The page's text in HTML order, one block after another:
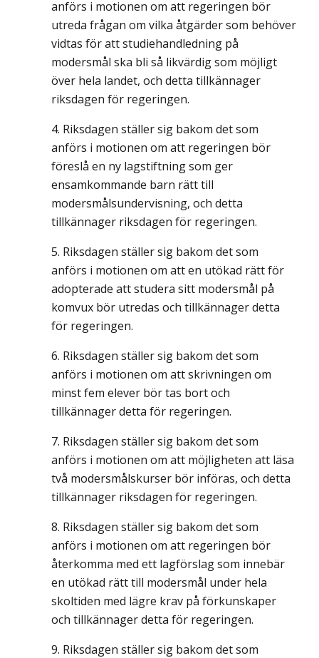
anförs i motionen om att regeringen bör
utreda frågan om vilka åtgärder som behöver
vidtas för att studiehandledning på
modersmål ska bli så likvärdig som möjligt
över hela landet, och detta tillkännager
riksdagen för regeringen.
Riksdagen ställer sig bakom det som
anförs i motionen om att regeringen bör
föreslå en ny lagstiftning som ger
ensamkommande barn rätt till
modersmålsundervisning, och detta
tillkännager riksdagen för regeringen.
Riksdagen ställer sig bakom det som
anförs i motionen om att en utökad rätt för
adopterade att studera sitt modersmål på
komvux bör utredas och tillkännager detta
för regeringen.
Riksdagen ställer sig bakom det som
anförs i motionen om att skrivningen om
minst fem elever bör tas bort och
tillkännager detta för regeringen.
Riksdagen ställer sig bakom det som
anförs i motionen om att möjligheten att läsa
två modersmålskurser bör införas, och detta
tillkännager riksdagen för regeringen.
Riksdagen ställer sig bakom det som
anförs i motionen om att regeringen bör
återkomma med ett lagförslag som innebär
en utökad rätt till modersmål under hela
skoltiden med lägre krav på förkunskaper
och tillkännager detta för regeringen.
Riksdagen ställer sig bakom det som